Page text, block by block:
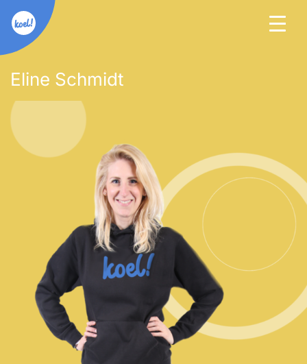
Eline Schmidt